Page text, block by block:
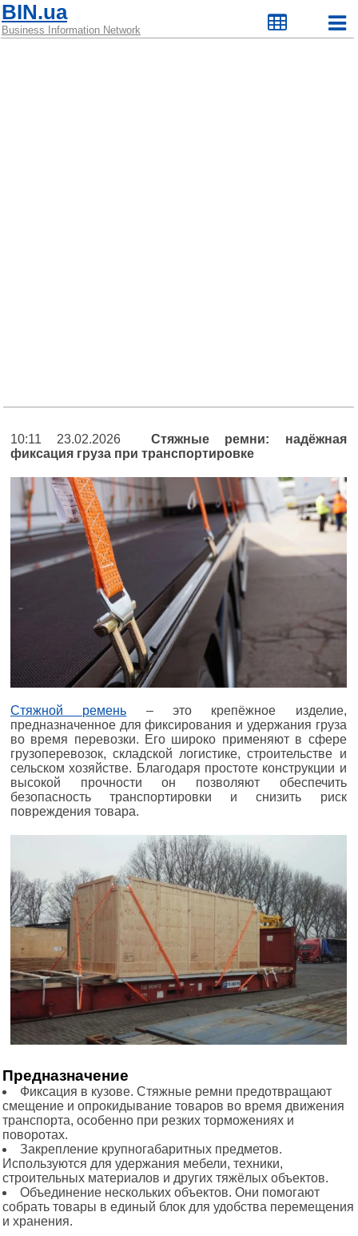
BIN.ua
Business Information Network
10:11 23.02.2026Стяжные ремни: надёжная
фиксация груза при транспортировке
Стяжной ремень – это крепёжное изделие,
предназначенное для фиксирования и удержания груза
во время перевозки. Его широко применяют в сфере
грузоперевозок, складской логистике, строительстве и
сельском хозяйстве. Благодаря простоте конструкции и
высокой прочности он позволяют обеспечить
безопасность транспортировки и снизить риск
повреждения товара.
Предназначение
Фиксация в кузове. Стяжные ремни предотвращают
смещение и опрокидывание товаров во время движения
транспорта, особенно при резких торможениях и
поворотах.
Закрепление крупногабаритных предметов.
Используются для удержания мебели, техники,
строительных материалов и других тяжёлых объектов.
Объединение нескольких объектов. Они помогают
собрать товары в единый блок для удобства перемещения
и хранения.